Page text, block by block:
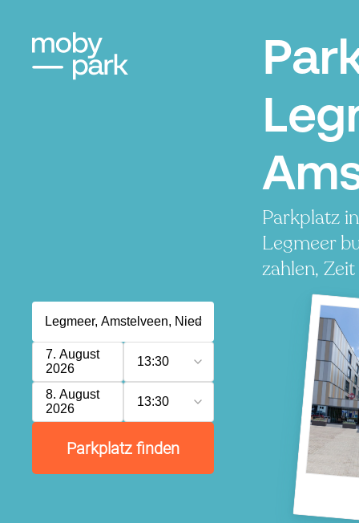
Parkplatz
Legmeer
zahlen,
7. August
2026
13:30
8. August
2026
13:30
Parkplatz finden
P
P
P P